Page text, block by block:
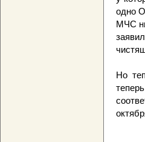
одно
МЧС
Но